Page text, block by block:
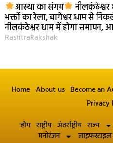
आस्था का संगम
भक्तों का रेला, बागेश्वर धाम से
नीलकंठेश्वर धाम में होगा समापन,
RashtraRakshak
Home About us Become an
Privacy
होम राष्ट्रीय अंतर्राष्ट्रीय राज्य
मनोरंजन
लाइफस्टाइल